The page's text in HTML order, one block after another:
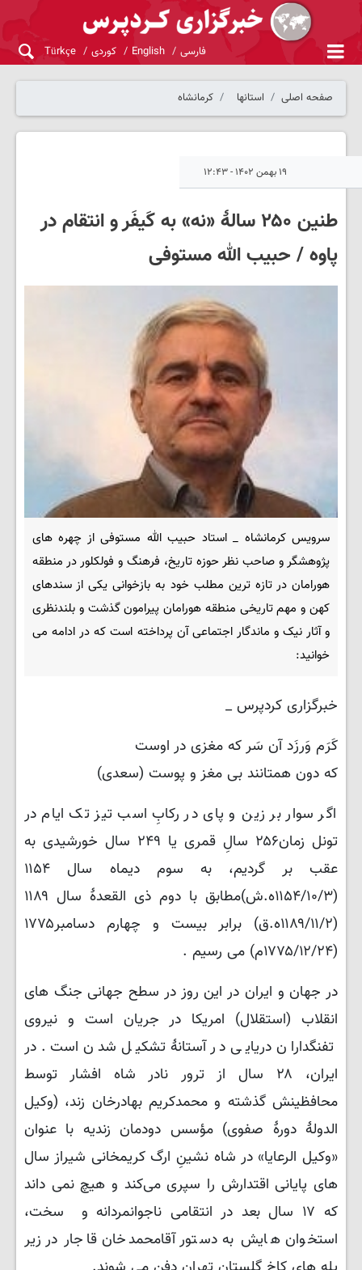
فارسی English کوردی Türkçe
صفحه اصلی استانها کرمانشاه
۱۹ بهمن ۱۴۰۲ - ۱۲:۴۳
طنین ۲۵۰ سالهٔ «نه» به کَیفَر و انتقام در
پاوه / حبیب الله مستوفی
سرویس کرمانشاه _ استاد حبیب الله مستوفی از چهره های
پژوهشگر و صاحب نظر حوزه تاریخ، فرهنگ و فولکلور در منطقه
هورامان در تازه ترین مطلب خود به بازخوانی یکی از سندهای
کهن و مهم تاریخی منطقه هورامان پیرامون گذشت و بلندنظری
و آثار نیک و ماندگار اجتماعی آن پرداخته است که در ادامه می
خوانید:
خبرگزاری کردپرس _
کَرَم وَرزَد آن سَر که مغزی در اوست
که دون همتانند بی مغز و پوست (سعدی)
اگر سوار بر زین و پای در رکابِ اسب تیز تک ایام در
تونل زمان۲۵۶ سالِ قمری یا ۲۴۹ سال خورشیدی به
عقب بر گردیم، به سوم دیماه سال ۱۱۵۴
(۱۱۵۴/۱۰/۳ه.ش)مطابق با دوم ذی القعدهٔ سال ۱۱۸۹
(۱۱۸۹/۱۱/۲ه.ق) برابر بیست و چهارم دسامبر۱۷۷۵
(۱۷۷۵/۱۲/۲۴م) می رسیم .
در جهان و ایران در این روز در سطح جهانی جنگ های
انقلاب (استقلال) امریکا در جریان است و نیروی
تفنگداران دریایی در آستانهٔ تشکیل شدن است. در
ایران، ۲۸ سال از ترور نادر شاه افشار توسط
محافظینش گذشته و محمدکریم بهادرخان زند، (وکیل
الدولهٔ دورهٔ صفوی) مؤسس دودمان زندیه با عنوان
«وکیل الرعایا» در شاه نشینِ ارگ کریمخانی شیراز سال
های پایانی اقتدارش را سپری می‌کند و هیچ نمی داند
که ۱۷ سال بعد در انتقامی ناجوانمردانه و سخت،
استخوان هایش به دستور آقامحمدخان قاجار در زیر